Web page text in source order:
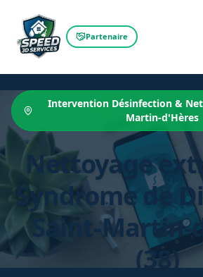
Partenaire
Intervention Désinfection &
Martin-d'Hères
Nettoyage
Syndrome de
Saint-
(38)